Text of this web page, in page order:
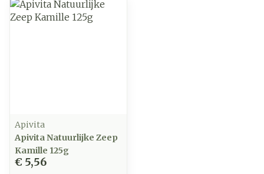
Apivita
Apivita Natuurlijke Zeep
Kamille 125g
€ 5,56